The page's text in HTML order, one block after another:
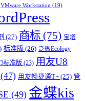
VMware Workstation (19)
(27) 商标 (75) 宝塔
标准版 (26) 泛微Ecology
标准版 (23) 用友U8
(47) 用友畅捷通T+ (25) 管
(49) 金蝶kis